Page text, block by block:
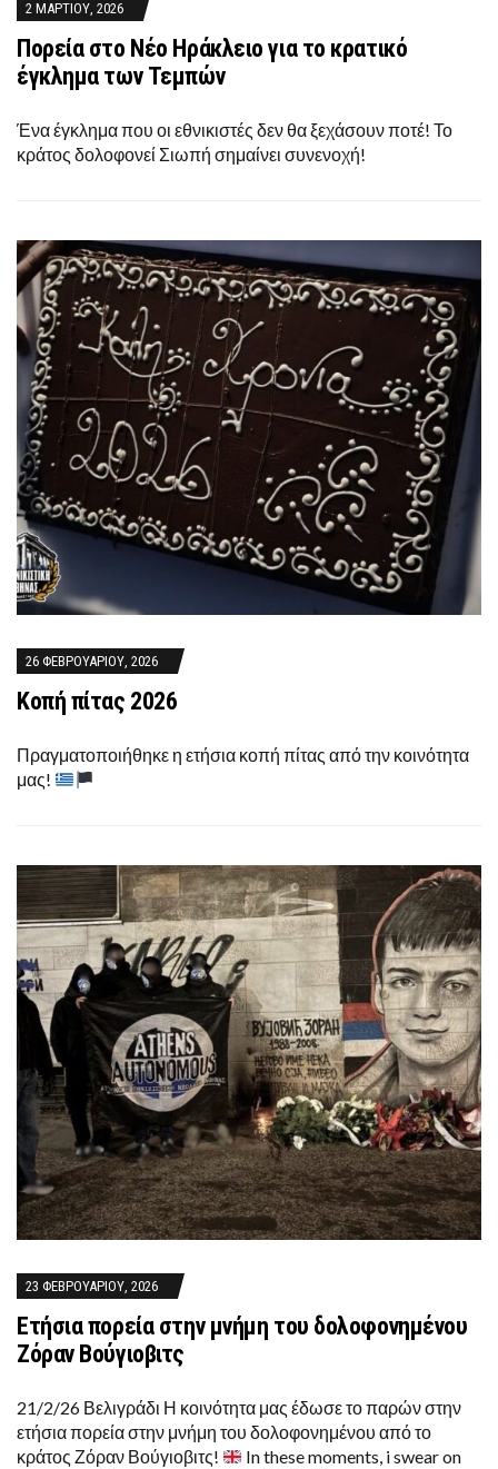
2 ΜΑΡΤΊΟΥ, 2026
Πορεία στο Νέο Ηράκλειο για το κρατικό
έγκλημα των Τεμπών
Ένα έγκλημα που οι εθνικιστές δεν θα ξεχάσουν ποτέ! Το
κράτος δολοφονεί Σιωπή σημαίνει συνενοχή!
26 ΦΕΒΡΟΥΑΡΊΟΥ, 2026
Κοπή πίτας 2026
Πραγματοποιήθηκε η ετήσια κοπή πίτας από την κοινότητα
μας!
23 ΦΕΒΡΟΥΑΡΊΟΥ, 2026
Ετήσια πορεία στην μνήμη του δολοφονημένου
Ζόραν Βούγιοβιτς
21/2/26 Βελιγράδι Η κοινότητα μας έδωσε το παρών στην
ετήσια πορεία στην μνήμη του δολοφονημένου από το
κράτος Ζόραν Βούγιοβιτς!
In these moments, i swear on